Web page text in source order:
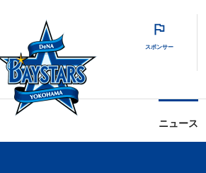
スポンサー
ニュース